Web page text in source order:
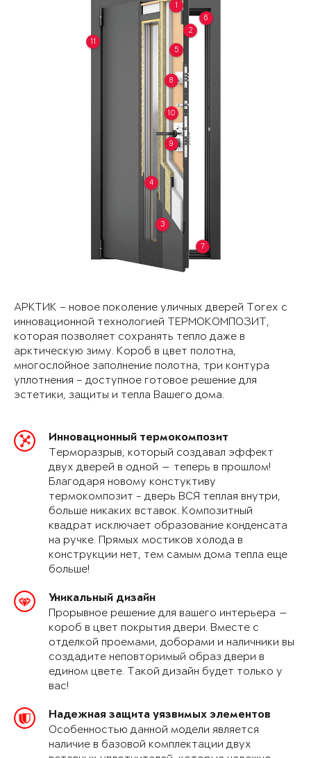
1
2
3
4
5
6
7
8
9
10
11
АРКТИК – новое поколение уличных дверей Torex с
инновационной технологией ТЕРМОКОМПОЗИТ,
которая позволяет сохранять тепло даже в
арктическую зиму. Короб в цвет полотна,
многослойное заполнение полотна, три контура
уплотнения – доступное готовое решение для
эстетики, защиты и тепла Вашего дома.
Инновационный термокомпозит
Терморазрыв, который создавал эффект
двух дверей в одной — теперь в прошлом!
Благодаря новому констуктиву
термокомпозит - дверь ВСЯ теплая внутри,
больше никаких вставок. Композитный
квадрат исключает образование конденсата
на ручке. Прямых мостиков холода в
конструкции нет, тем самым дома тепла еще
больше!
Уникальный дизайн
Прорывное решение для вашего интерьера —
короб в цвет покрытия двери. Вместе с
отделкой проемами, доборами и наличники вы
создадите неповторимый образ двери в
едином цвете. Такой дизайн будет только у
вас!
Надежная защита уязвимых элементов
Особенностью данной модели является
наличие в базовой комплектации двух